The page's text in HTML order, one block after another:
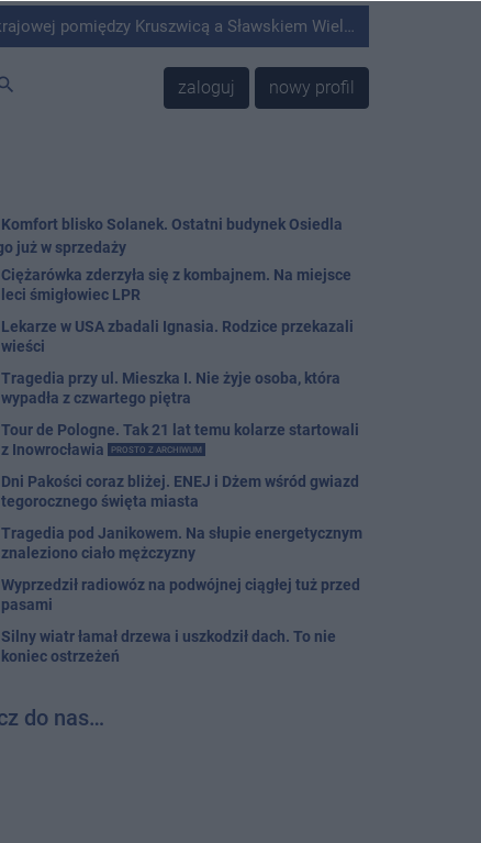
a Sławskiem Wielkim doszło do zderzenia samochodu ciężarowego z kombajnem.
zaloguj nowy profil
Komfort blisko Solanek. Ostatni budynek Osiedla
już w sprzedaży
Ciężarówka zderzyła się z kombajnem. Na miejsce
leci śmigłowiec LPR
Lekarze w USA zbadali Ignasia. Rodzice przekazali
wieści
Tragedia przy ul. Mieszka I. Nie żyje osoba, która
wypadła z czwartego piętra
Tour de Pologne. Tak 21 lat temu kolarze startowali
z Inowrocławia
PROSTO Z ARCHIWUM
Dni Pakości coraz bliżej. ENEJ i Dżem wśród gwiazd
tegorocznego święta miasta
Tragedia pod Janikowem. Na słupie energetycznym
znaleziono ciało mężczyzny
Wyprzedził radiowóz na podwójnej ciągłej tuż przed
pasami
Silny wiatr łamał drzewa i uszkodził dach. To nie
koniec ostrzeżeń
do nas…